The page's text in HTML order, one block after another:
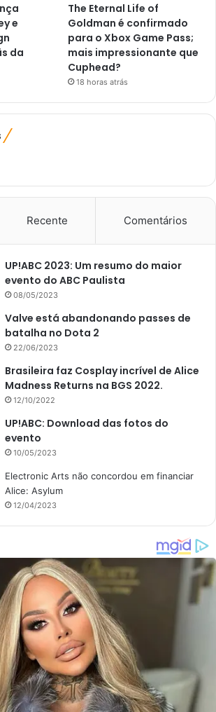
e
da
The Eternal Life of
Goldman é confirmado
para o Xbox Game Pass;
mais impressionante que
Cuphead?
18 horas atrás
Recente Comentários
UP!ABC 2023: Um resumo do maior
evento do ABC Paulista
08/05/2023
Valve está abandonando passes de
batalha no Dota 2
22/06/2023
Brasileira faz Cosplay incrível de Alice
Madness Returns na BGS 2022.
12/10/2022
UP!ABC: Download das fotos do
evento
10/05/2023
Electronic Arts não concordou em financiar
Alice: Asylum
12/04/2023